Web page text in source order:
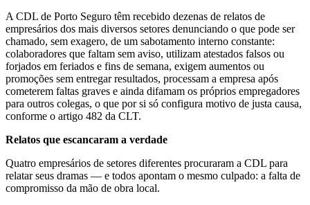
A CDL de Porto Seguro têm recebido dezenas de relatos de
empresários dos mais diversos setores denunciando o que pode ser
chamado, sem exagero, de um sabotamento interno constante:
colaboradores que faltam sem aviso, utilizam atestados falsos ou
forjados em feriados e fins de semana, exigem aumentos ou
promoções sem entregar resultados, processam a empresa após
cometerem faltas graves e ainda difamam os próprios empregadores
para outros colegas, o que por si só configura motivo de justa causa,
conforme o artigo 482 da CLT.
Relatos que escancaram a verdade
Quatro empresários de setores diferentes procuraram a CDL para
relatar seus dramas — e todos apontam o mesmo culpado: a falta de
compromisso da mão de obra local.